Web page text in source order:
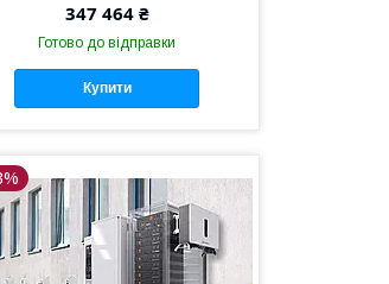
347 464 ₴
Готово до відправки
Купити